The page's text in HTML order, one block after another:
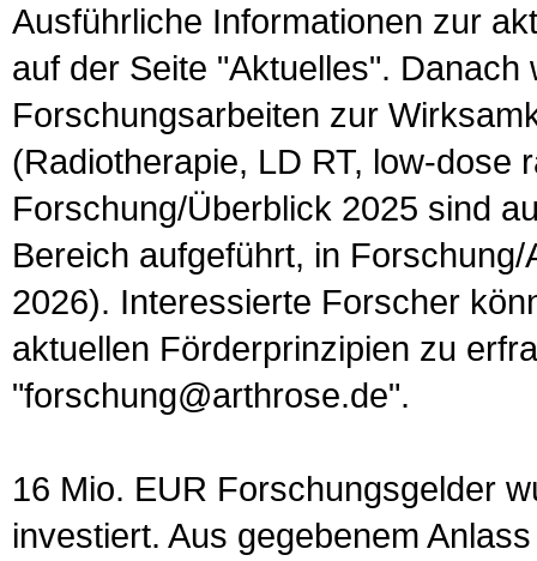
Ausführliche Informationen zur
auf der Seite "Aktuelles".
Forschungsarbeiten zur
(Radiotherapie, LD RT, low-dose
Forschung/Überblick 2025 sind
Bereich aufgeführt, in
2026). Interessierte Forscher
aktuellen Förderprinzipien zu
"forschung@arthrose.de".
16 Mio. EUR Forschungsgelder
investiert. Aus gegebenem